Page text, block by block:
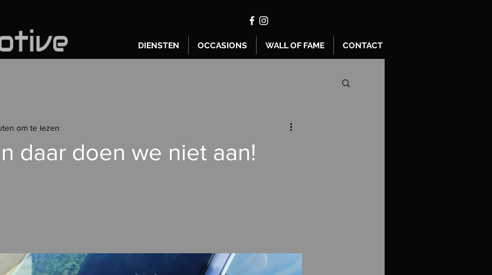
DIENSTEN OCCASIONS WALL OF FAME CONTACT
daar doen we niet aan!
om te lezen